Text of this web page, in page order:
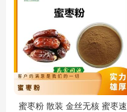
蜜枣粉 散装 金丝无核 蜜枣速